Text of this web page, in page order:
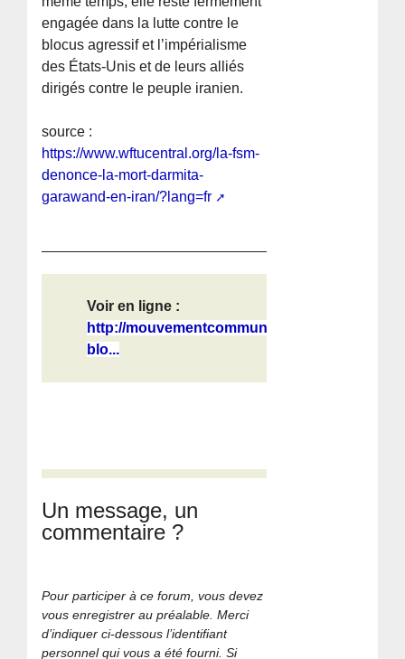
engagée dans la lutte contre le
blocus agressif et l’impérialisme
des États-Unis et de leurs alliés
dirigés contre le peuple iranien.
source :
https://www.wftucentral.org/la-fsm-
denonce-la-mort-darmita-
garawand-en-iran/?lang=fr
Voir en ligne :
http://mouvementcommuniste.over-
blo...
Un message, un
commentaire ?
Pour participer à ce forum, vous devez
vous enregistrer au préalable. Merci
d’indiquer ci-dessous l’identifiant
personnel qui vous a été fourni. Si